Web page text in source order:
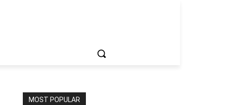
MOST POPULAR